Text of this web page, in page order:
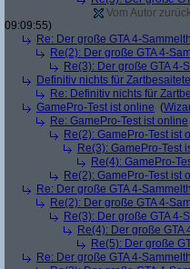
Vom Autor
09:09:55)
Re: Der große GTA 4-
Re(2): Der große GTA 4-
Re(3): Der große GTA 4-
Definitiv nichts für Zartbesaitete
Re: Definitiv nichts für
GamePro-Test ist online (
Re: GamePro-Test ist online
Re(2): GamePro-Test ist
Re(3): GamePro-Test
Re(4): GamePro-
Re(2): GamePro-Test ist
Re: Der große GTA 4-
Re(2): Der große GTA 4-
Re(3): Der große GTA 4-
Re(4): Der große GTA
Re(5): Der große
Re: Der große GTA 4-